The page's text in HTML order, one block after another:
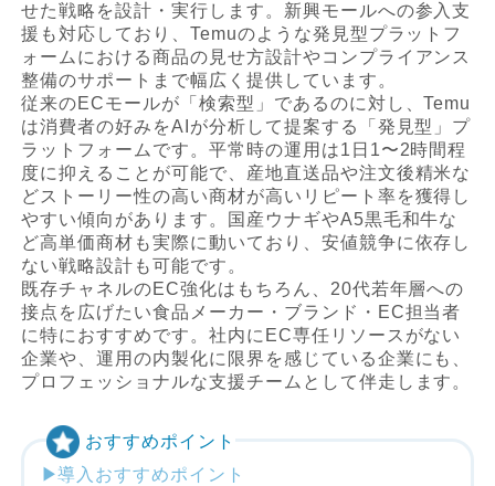
せた戦略を設計・実行します。新興モールへの参入支
援も対応しており、Temuのような発見型プラットフ
ォームにおける商品の見せ方設計やコンプライアンス
整備のサポートまで幅広く提供しています。
従来のECモールが「検索型」であるのに対し、Temu
は消費者の好みをAIが分析して提案する「発見型」プ
ラットフォームです。平常時の運用は1日1〜2時間程
度に抑えることが可能で、産地直送品や注文後精米な
どストーリー性の高い商材が高いリピート率を獲得し
やすい傾向があります。国産ウナギやA5黒毛和牛な
ど高単価商材も実際に動いており、安値競争に依存し
ない戦略設計も可能です。
既存チャネルのEC強化はもちろん、20代若年層への
接点を広げたい食品メーカー・ブランド・EC担当者
に特におすすめです。社内にEC専任リソースがない
企業や、運用の内製化に限界を感じている企業にも、
プロフェッショナルな支援チームとして伴走します。
おすすめポイント
導入おすすめポイント